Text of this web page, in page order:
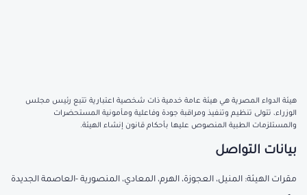
هيئة الدواء المصرية هي هيئة عامة خدمية ذات شخصية اعتبارية تتبع رئيس مجلس
الوزراء، تتولى تنظيم وتنفيذ ومراقبة جودة وفاعلية ومأمونية المستحضرات
والمستلزمات الطبية المنصوص عليها بأحكام قانون إنشاء الهيئة.
بيانات التواصل
مقرات الهيئة: المنيل، العجوزة، الهرم، المعادي، المنصورية -العاصمة الجديدة